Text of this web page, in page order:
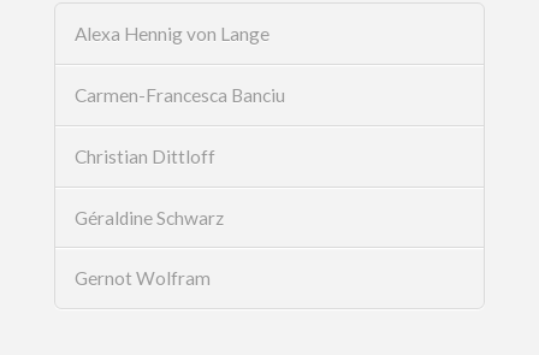
Alexa Hennig von Lange
Carmen-Francesca Banciu
Christian Dittloff
Géraldine Schwarz
Gernot Wolfram